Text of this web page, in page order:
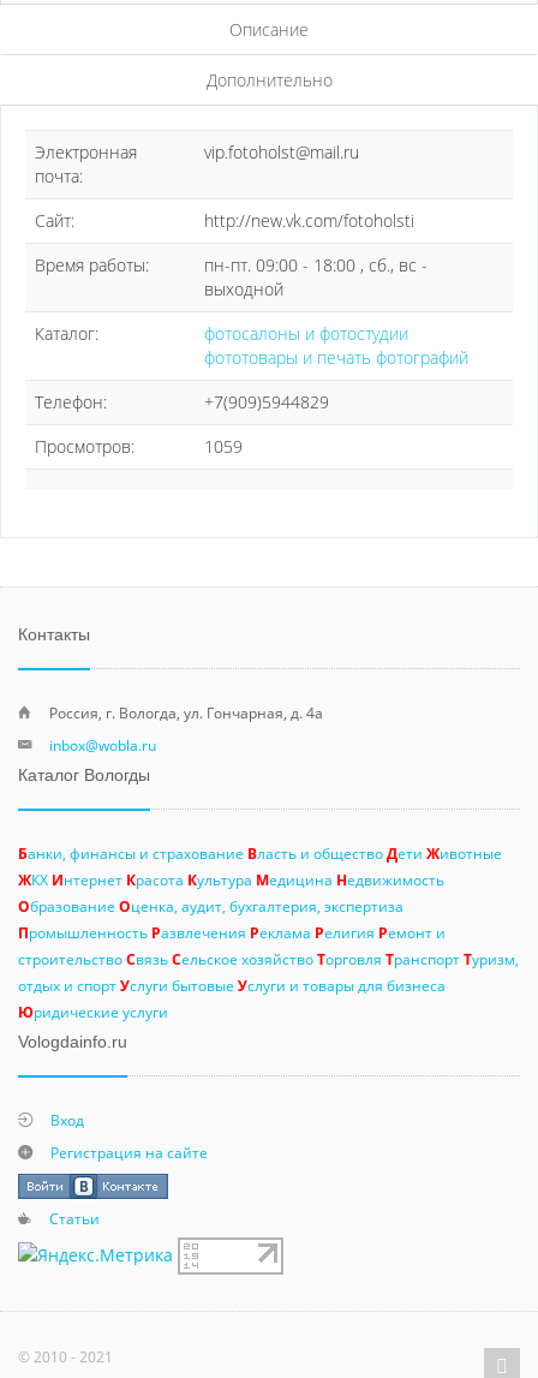
Описание
Дополнительно
Электронная
почта:
vip.fotoholst@mail.ru
Сайт:
http://new.vk.com/fotoholsti
Время работы:
пн-пт. 09:00 - 18:00 , сб., вс -
выходной
Каталог:
фотосалоны и фотостудии
фототовары и печать фотографий
Телефон:
+7(909)5944829
Просмотров:
1059
Контакты
Россия, г. Вологда, ул. Гончарная, д. 4а
inbox@wobla.ru
Каталог Вологды
Банки, финансы и страхование Власть и обществоДети Животные
ЖКХ Интернет Красота Культура Медицина Недвижимость
Образование Оценка, аудит, бухгалтерия, экспертиза
Промышленность Развлечения Реклама Религия Ремонт и
строительствоСвязьСельское хозяйствоТорговля ТранспортТуризм,
отдых и спортУслуги бытовые Услуги и товары для бизнеса
Юридические услуги
Vologdainfo.ru
Вход
Регистрация на сайте
Статьи
© 2010 - 2021